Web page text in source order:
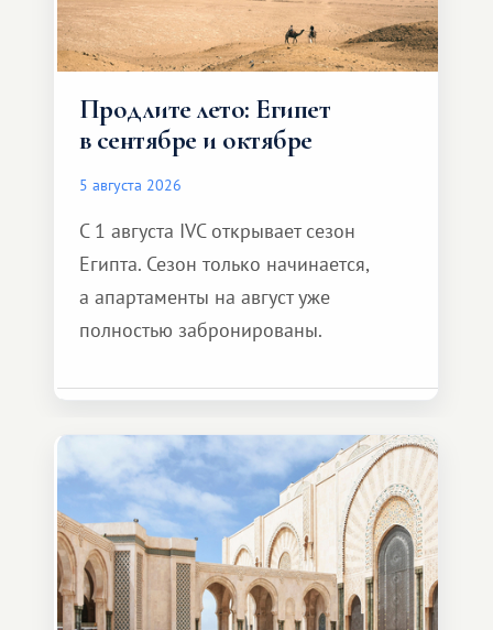
Продлите лето: Египет
в сентябре и октябре
5 августа 2026
С 1 августа IVC открывает сезон
Египта. Сезон только начинается,
а апартаменты на август уже
полностью забронированы.